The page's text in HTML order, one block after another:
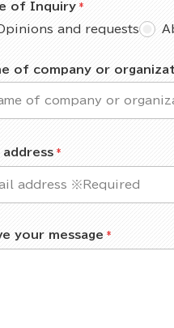
of Inquiry
and requests
of company or
address
your message